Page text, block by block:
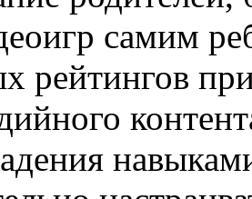
самим
рейтингов